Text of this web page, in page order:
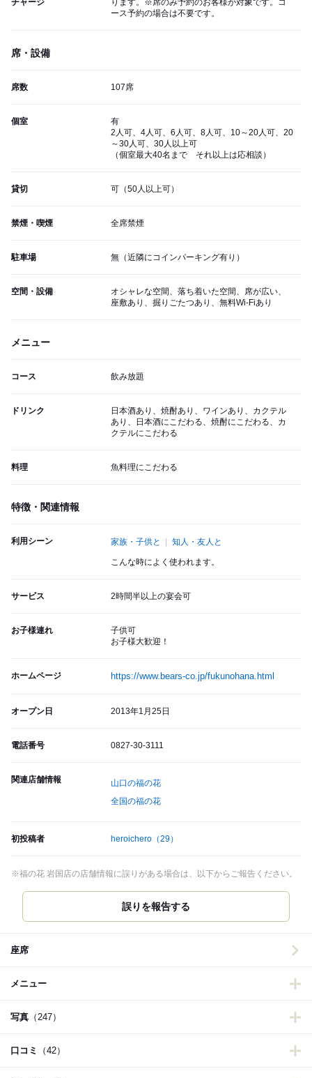
チャージ
ります。※席のみ予約のお客様が対象です。コ
ース予約の場合は不要です。
席・設備
席数 107席
個室
有
2人可、4人可、6人可、8人可、10～20人可、20
～30人可、30人以上可
（個室最大40名まで それ以上は応相談）
貸切 可（50人以上可）
禁煙・喫煙 全席禁煙
駐車場 無（近隣にコインパーキング有り）
空間・設備
オシャレな空間、落ち着いた空間、席が広い、
座敷あり、掘りごたつあり、無料Wi-Fiあり
メニュー
コース 飲み放題
ドリンク
日本酒あり、焼酎あり、ワインあり、カクテル
あり、日本酒にこだわる、焼酎にこだわる、カ
クテルにこだわる
料理 魚料理にこだわる
特徴・関連情報
利用シーン 家族・子供と 知人・友人と
こんな時によく使われます。
サービス 2時間半以上の宴会可
お子様連れ
子供可
お子様大歓迎！
ホームページ https://www.bears-co.jp/fukunohana.html
オープン日 2013年1月25日
電話番号 0827-30-3111
関連店舗情報
山口の福の花
全国の福の花
初投稿者 heroichero （29）
※福の花 岩国店の店舗情報に誤りがある場合は、以下からご報告ください。
誤りを報告する
座席
メニュー
写真 （247）
口コミ （42）